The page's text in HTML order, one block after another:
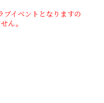
イベントとなりますの
ん。